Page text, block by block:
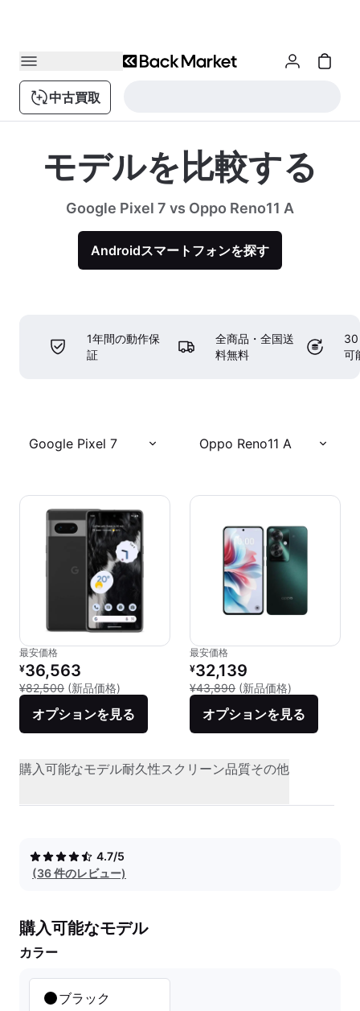
中古買取
モデルを比較する
Google Pixel 7 vs Oppo Reno11 A
Androidスマートフォンを探す
1年間の動作保
証
全商品・全国送
料無料
30
可
Google Pixel 7 Oppo Reno11 A
最安価格
リファービッシュ品の価格：
¥36,563
¥82,500 (新品価格) 新品との比較：¥82,500
オプションを見る
最安価格
リファービッシュ品の価格：
¥32,139
¥43,890 (新品価格)
オプションを見る
購入可能なモデル耐久性スクリーン品質その他
4.7/5
(36 件のレビュー)
購入可能なモデル
カラー
ブラック